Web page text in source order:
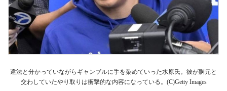
違法と分かっていながらギャンブルに手を染めていった水原氏。彼が胴元と
交わしていたやり取りは衝撃的な内容になっている。(C)Getty Images